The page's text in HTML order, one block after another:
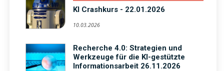
KI Crashkurs - 22.01.2026
10.03.2026
Recherche 4.0: Strategien und
Werkzeuge für die KI-gestützte
Informationsarbeit 26.11.2026